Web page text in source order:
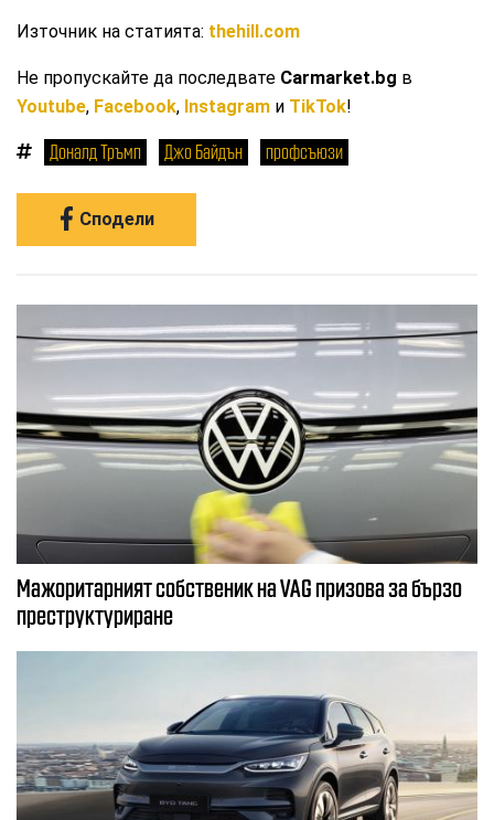
Източник на статията: thehill.com
Не пропускайте да последвате Carmarket.bg в
Youtube, Facebook, Instagram и TikTok!
Доналд Тръмп Джо Байдън профсъюзи
Сподели
Мажоритарният собственик на VAG призова за бързо
преструктуриране